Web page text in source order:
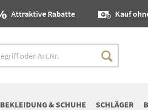
Attraktive Rabatte Kauf
BEKLEIDUNG & SCHUHE SCHLÄGER